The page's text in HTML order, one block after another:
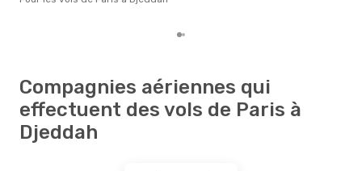
Compagnies aériennes qui
effectuent des vols de Paris à
Djeddah